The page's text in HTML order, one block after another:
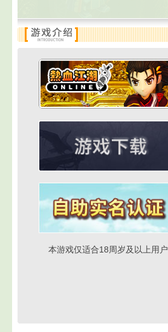
本游戏仅适合18周岁及以上用户